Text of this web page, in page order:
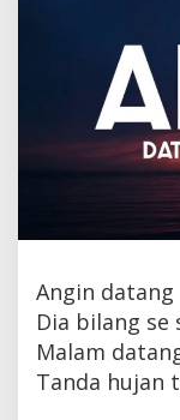
Angin
Dia bilang se
Malam
Tanda hujan